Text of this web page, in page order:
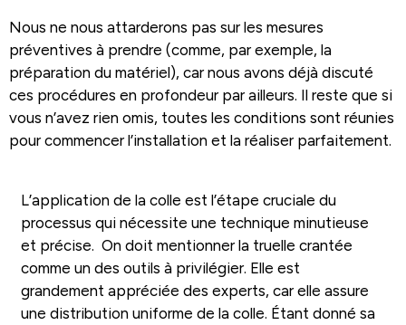
Nous ne nous attarderons pas sur les mesures
préventives à prendre (comme, par exemple, la
préparation du matériel), car nous avons déjà discuté
ces procédures en profondeur par ailleurs. Il reste que si
vous n’avez rien omis, toutes les conditions sont réunies
pour commencer l’installation et la réaliser parfaitement.
L’application de la colle est l’étape cruciale du
processus qui nécessite une technique minutieuse
et précise. On doit mentionner la truelle crantée
comme un des outils à privilégier. Elle est
grandement appréciée des experts, car elle assure
une distribution uniforme de la colle. Étant donné sa